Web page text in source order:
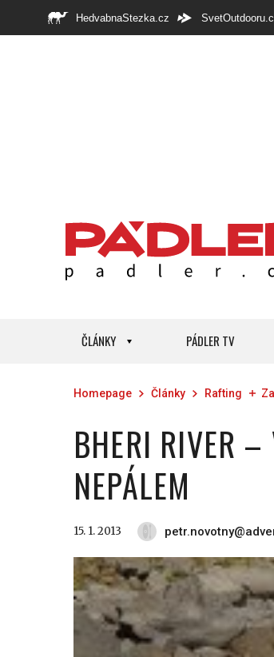
HedvabnaStezka.cz
ČLÁNKY PÁDLER TV
Homepage Články Rafting
BHERI RIVER –
NEPÁLEM
15. 1. 2013